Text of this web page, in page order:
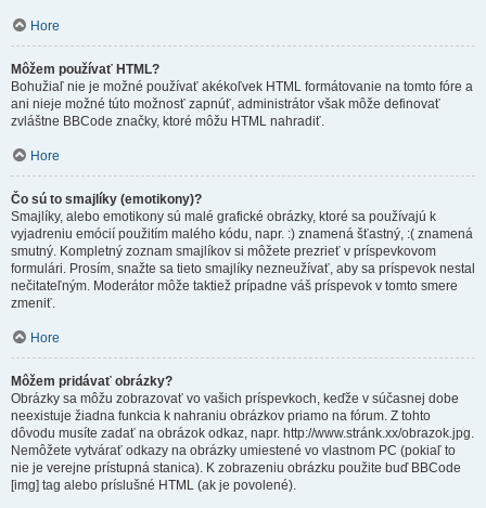
Hore
Môžem používať HTML?
Bohužiaľ nie je možné používať akékoľvek HTML formátovanie na tomto fóre a
ani nieje možné túto možnosť zapnúť, administrátor však môže definovať
zvláštne BBCode značky, ktoré môžu HTML nahradiť.
Hore
Čo sú to smajlíky (emotikony)?
Smajlíky, alebo emotikony sú malé grafické obrázky, ktoré sa používajú k
vyjadreniu emócií použitím malého kódu, napr. :) znamená šťastný, :( znamená
smutný. Kompletný zoznam smajlíkov si môžete prezrieť v príspevkovom
formulári. Prosím, snažte sa tieto smajlíky nezneužívať, aby sa príspevok nestal
nečitateľným. Moderátor môže taktiež prípadne váš príspevok v tomto smere
zmeniť.
Hore
Môžem pridávať obrázky?
Obrázky sa môžu zobrazovať vo vašich príspevkoch, keďže v súčasnej dobe
neexistuje žiadna funkcia k nahraniu obrázkov priamo na fórum. Z tohto
dôvodu musíte zadať na obrázok odkaz, napr. http://www.stránk.xx/obrazok.jpg.
Nemôžete vytvárať odkazy na obrázky umiestené vo vlastnom PC (pokiaľ to
nie je verejne prístupná stanica). K zobrazeniu obrázku použite buď BBCode
[img] tag alebo príslušné HTML (ak je povolené).